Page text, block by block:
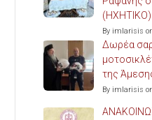
(ΗΧΗΤΙΚΟ)
By imlarisis
Δωρέα
της
By imlarisis